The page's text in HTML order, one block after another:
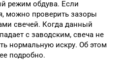
режим обдува. Если
можно проверить зазоры
свечей. Когда данный
с заводским, свеча не
нормальную искру. Об этом
подробно.